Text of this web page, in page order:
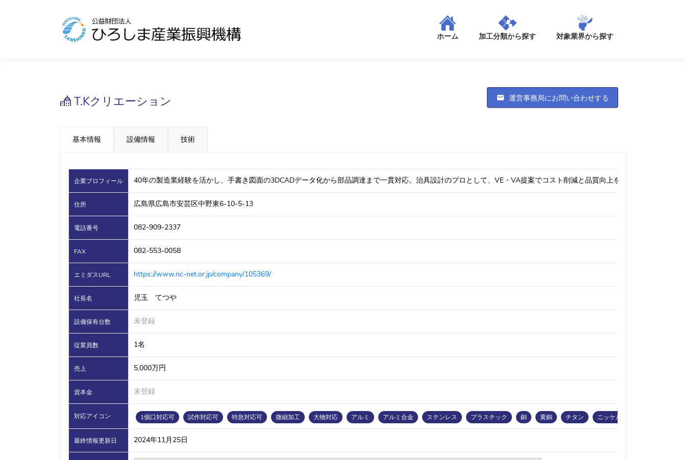
ホーム 加工分類から探す 対象業界から探す
T.Kクリエーション 運営事務局にお問い合わせする
基本情報 設備情報 技術
企業プロフィール 40年の製造業経験を活かし、手書き図面の3DCADデータ化から部品調達まで一貫対応。治具設計のプロとして、VE・VA提案でコスト削減と品質向上を実現。迅速できめ
住所 広島県広島市安芸区中野東6-10-5-13
電話番号 082-909-2337
FAX 082-553-0058
エミダスURL https://www.nc-net.or.jp/company/105369/
社長名 児玉 てつや
設備保有台数 未登録
従業員数 1名
売上 5,000万円
資本金 未登録
対応アイコン 1個口対応可 試作対応可 特急対応可 微細加工 大物対応 アルミ アルミ合金 ステンレス プラスチック 銅 黄銅 チタン ニッケル合金
最終情報更新日 2024年11月25日